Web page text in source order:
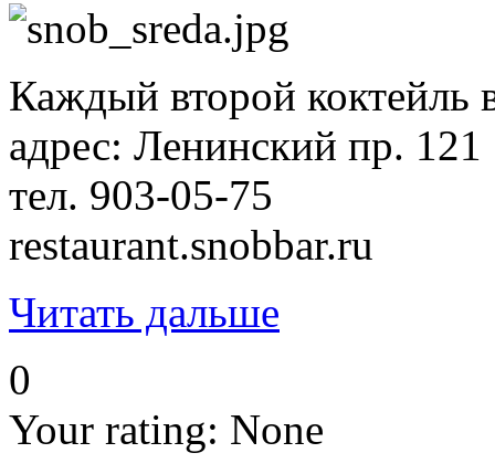
Каждый второй коктейль
адрес: Ленинский пр. 121
тел. 903-05-75
restaurant.snobbar.ru
Читать дальше
0
Your rating: None